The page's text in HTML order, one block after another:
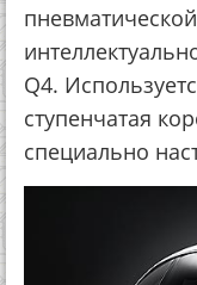
Q4.
ступенчатая
специально